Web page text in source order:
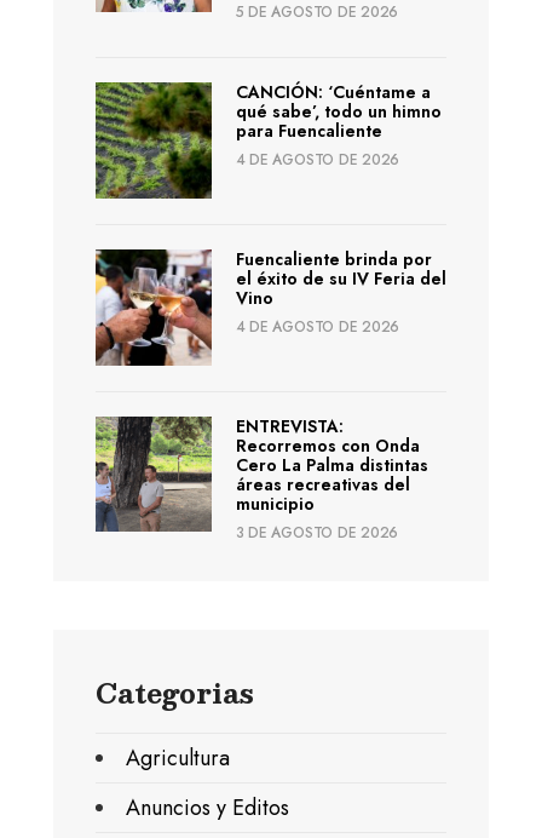
5 DE AGOSTO DE 2026
CANCIÓN: ‘Cuéntame a
qué sabe’, todo un himno
para Fuencaliente
4 DE AGOSTO DE 2026
Fuencaliente brinda por
el éxito de su IV Feria del
Vino
4 DE AGOSTO DE 2026
ENTREVISTA:
Recorremos con Onda
Cero La Palma distintas
áreas recreativas del
municipio
3 DE AGOSTO DE 2026
Categorias
Agricultura
Anuncios y Editos